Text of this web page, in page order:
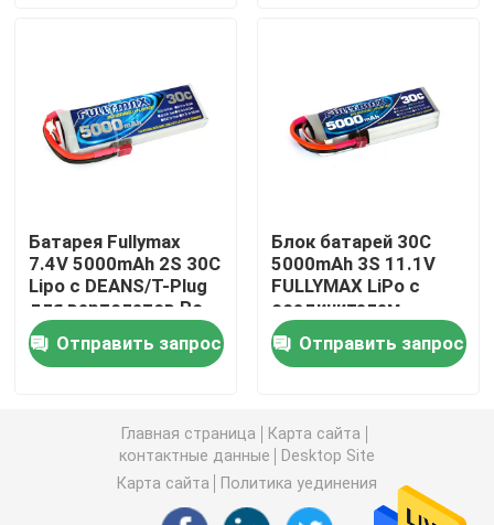
Частная батарея трутня Hobbyist
Аварийная батарея стартера автомобиля
Липо-гоночная батарея
Батарея самолета RC
Автомобильный аккумулятор RC
батарея игрушек
Батарея Fullymax
7.4V 5000mAh 2S 30C
Lipo с DEANS/T-Plug
для вертолетов Rc
автомобилей RC
нитроОтправить запрос
Блок батарей 30C
5000mAh 3S 11.1V
FULLYMAX LiPo с
соединителем
деканов для
автомобилей RC,
воздушных судн RC,
Отправить запрос
Главная страница
Карта сайта
контактные данные
Desktop Site
Карта сайта
Политика уединения